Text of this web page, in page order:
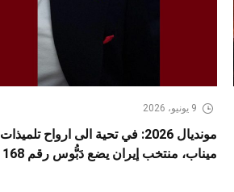
9 يونيو، 2026
مونديال 2026: في تحية الى ارواح تلميذات
ميناب، منتخب إيران يضع دَبُّوس رقم 168